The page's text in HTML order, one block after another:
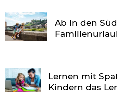
Ab in den
Lernen mit
Kindern das